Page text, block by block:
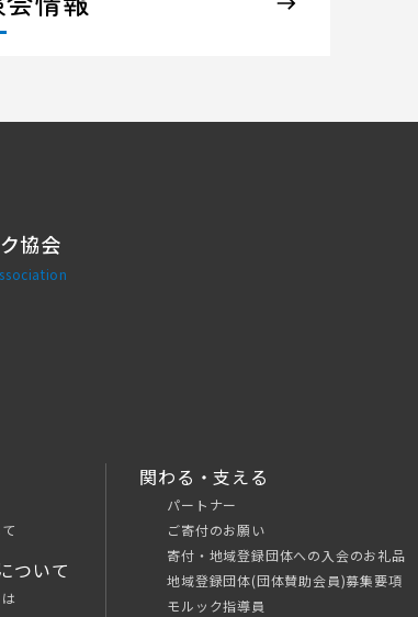
協会
ついて
関わる・支える
パートナー
ご寄付のお願い
寄付・地域登録団体への入会のお礼品
地域登録団体(団体賛助会員)募集要項
モルック指導員